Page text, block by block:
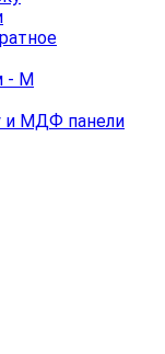
- M
и МДФ панели